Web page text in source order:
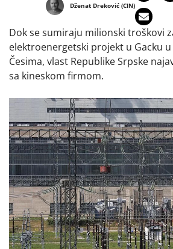
Dženat Dreković (CIN)
Dok se sumiraju milionski troškovi
elektroenergetski projekt u Gacku
Česima, vlast Republike Srpske
sa kineskom firmom.